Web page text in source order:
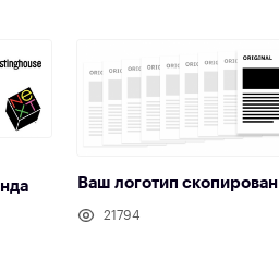
Ваш логотип скопирован
21794